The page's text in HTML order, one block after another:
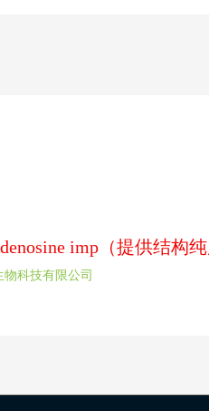
imp（提供结构纯
科技有限公司